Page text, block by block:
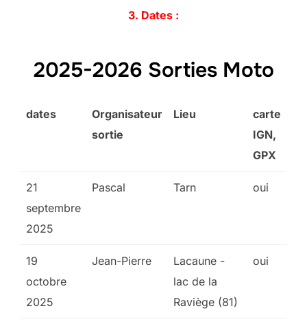
3. Dates :
2025-2026 Sorties Moto
dates
Organisateur
sortie
Lieu
carte
IGN,
GPX
21
septembre
2025
Pascal Tarn oui
19
octobre
2025
Jean-Pierre
Lacaune -
lac de la
Raviège (81)
oui